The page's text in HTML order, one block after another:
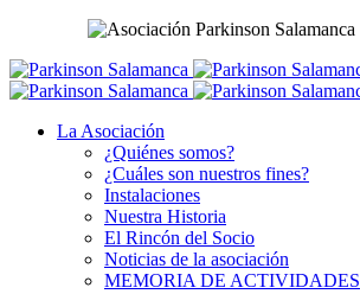
La Asociación
¿Quiénes somos?
¿Cuáles son nuestros fines?
Instalaciones
Nuestra Historia
El Rincón del Socio
Noticias de la asociación
MEMORIA DE ACTIVIDADES